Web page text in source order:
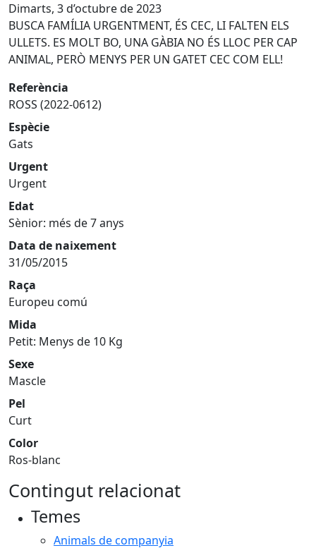
Dimarts, 3 d’octubre de 2023
BUSCA FAMÍLIA URGENTMENT, ÉS CEC, LI FALTEN ELS
ULLETS. ES MOLT BO, UNA GÀBIA NO ÉS LLOC PER CAP
ANIMAL, PERÒ MENYS PER UN GATET CEC COM ELL!
Referència
ROSS (2022-0612)
Espècie
Gats
Urgent
Urgent
Edat
Sènior: més de 7 anys
Data de naixement
31/05/2015
Raça
Europeu comú
Mida
Petit: Menys de 10 Kg
Sexe
Mascle
Pel
Curt
Color
Ros-blanc
Contingut relacionat
Temes
Animals de companyia